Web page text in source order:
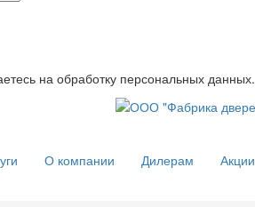
на обработку персональных данных.
О компании Дилерам Акции